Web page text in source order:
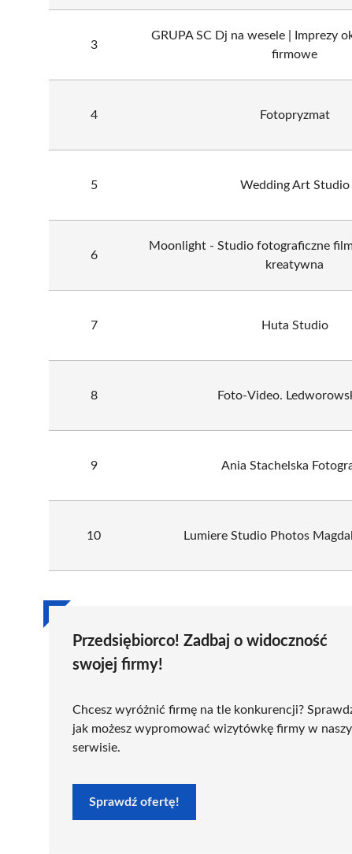
3
GRUPA SC Dj na wesele | Imprezy
firmowe
4 Fotopryzmat
5 Wedding Art Studio
6
Moonlight - Studio fotograficzne
kreatywna
7 Huta Studio
8 Foto-Video.
9 Ania Stachelska
10 Lumiere Studio Photos
Przedsiębiorco! Zadbaj o widoczność
swojej firmy!
Chcesz wyróżnić firmę na tle konkurencji?
jak możesz wypromować wizytówkę firmy w
serwisie.
Sprawdź ofertę!